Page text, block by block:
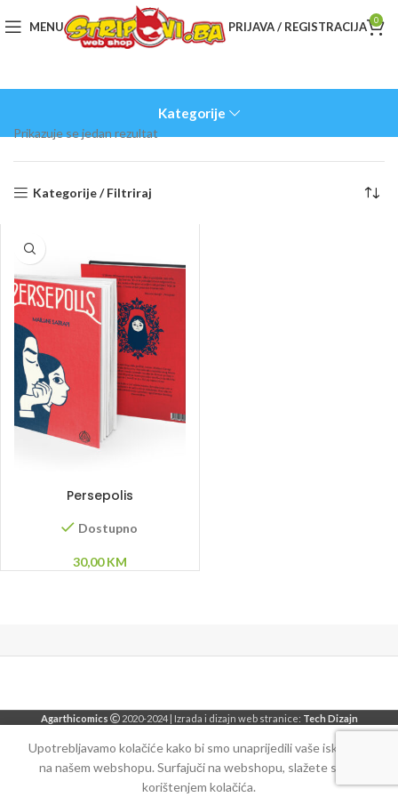
MENU PRIJAVA / REGISTRACIJA 0
Kategorije
Prikazuje se jedan rezultat
Kategorije / Filtriraj
Persepolis
Dostupno
30,00KM
Agarthicomics 2020-2024 | Izrada i dizajn web stranice: Tech Dizajn
Upotrebljavamo kolačiće kako bi smo unaprijedili vaše iskustvo
na našem webshopu. Surfajuči na webshopu, slažete se sa
korištenjem kolačića.